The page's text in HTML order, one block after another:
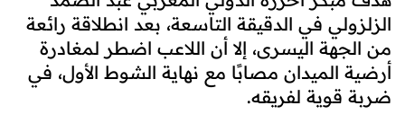
الزلزولي في الدقيقة التاسعة، بعد انطلاقة رائعة
من الجهة اليسرى، إلا أن اللاعب اضطر لمغادرة
أرضية الميدان مصابًا مع نهاية الشوط الأول، في
ضربة قوية لفريقه.